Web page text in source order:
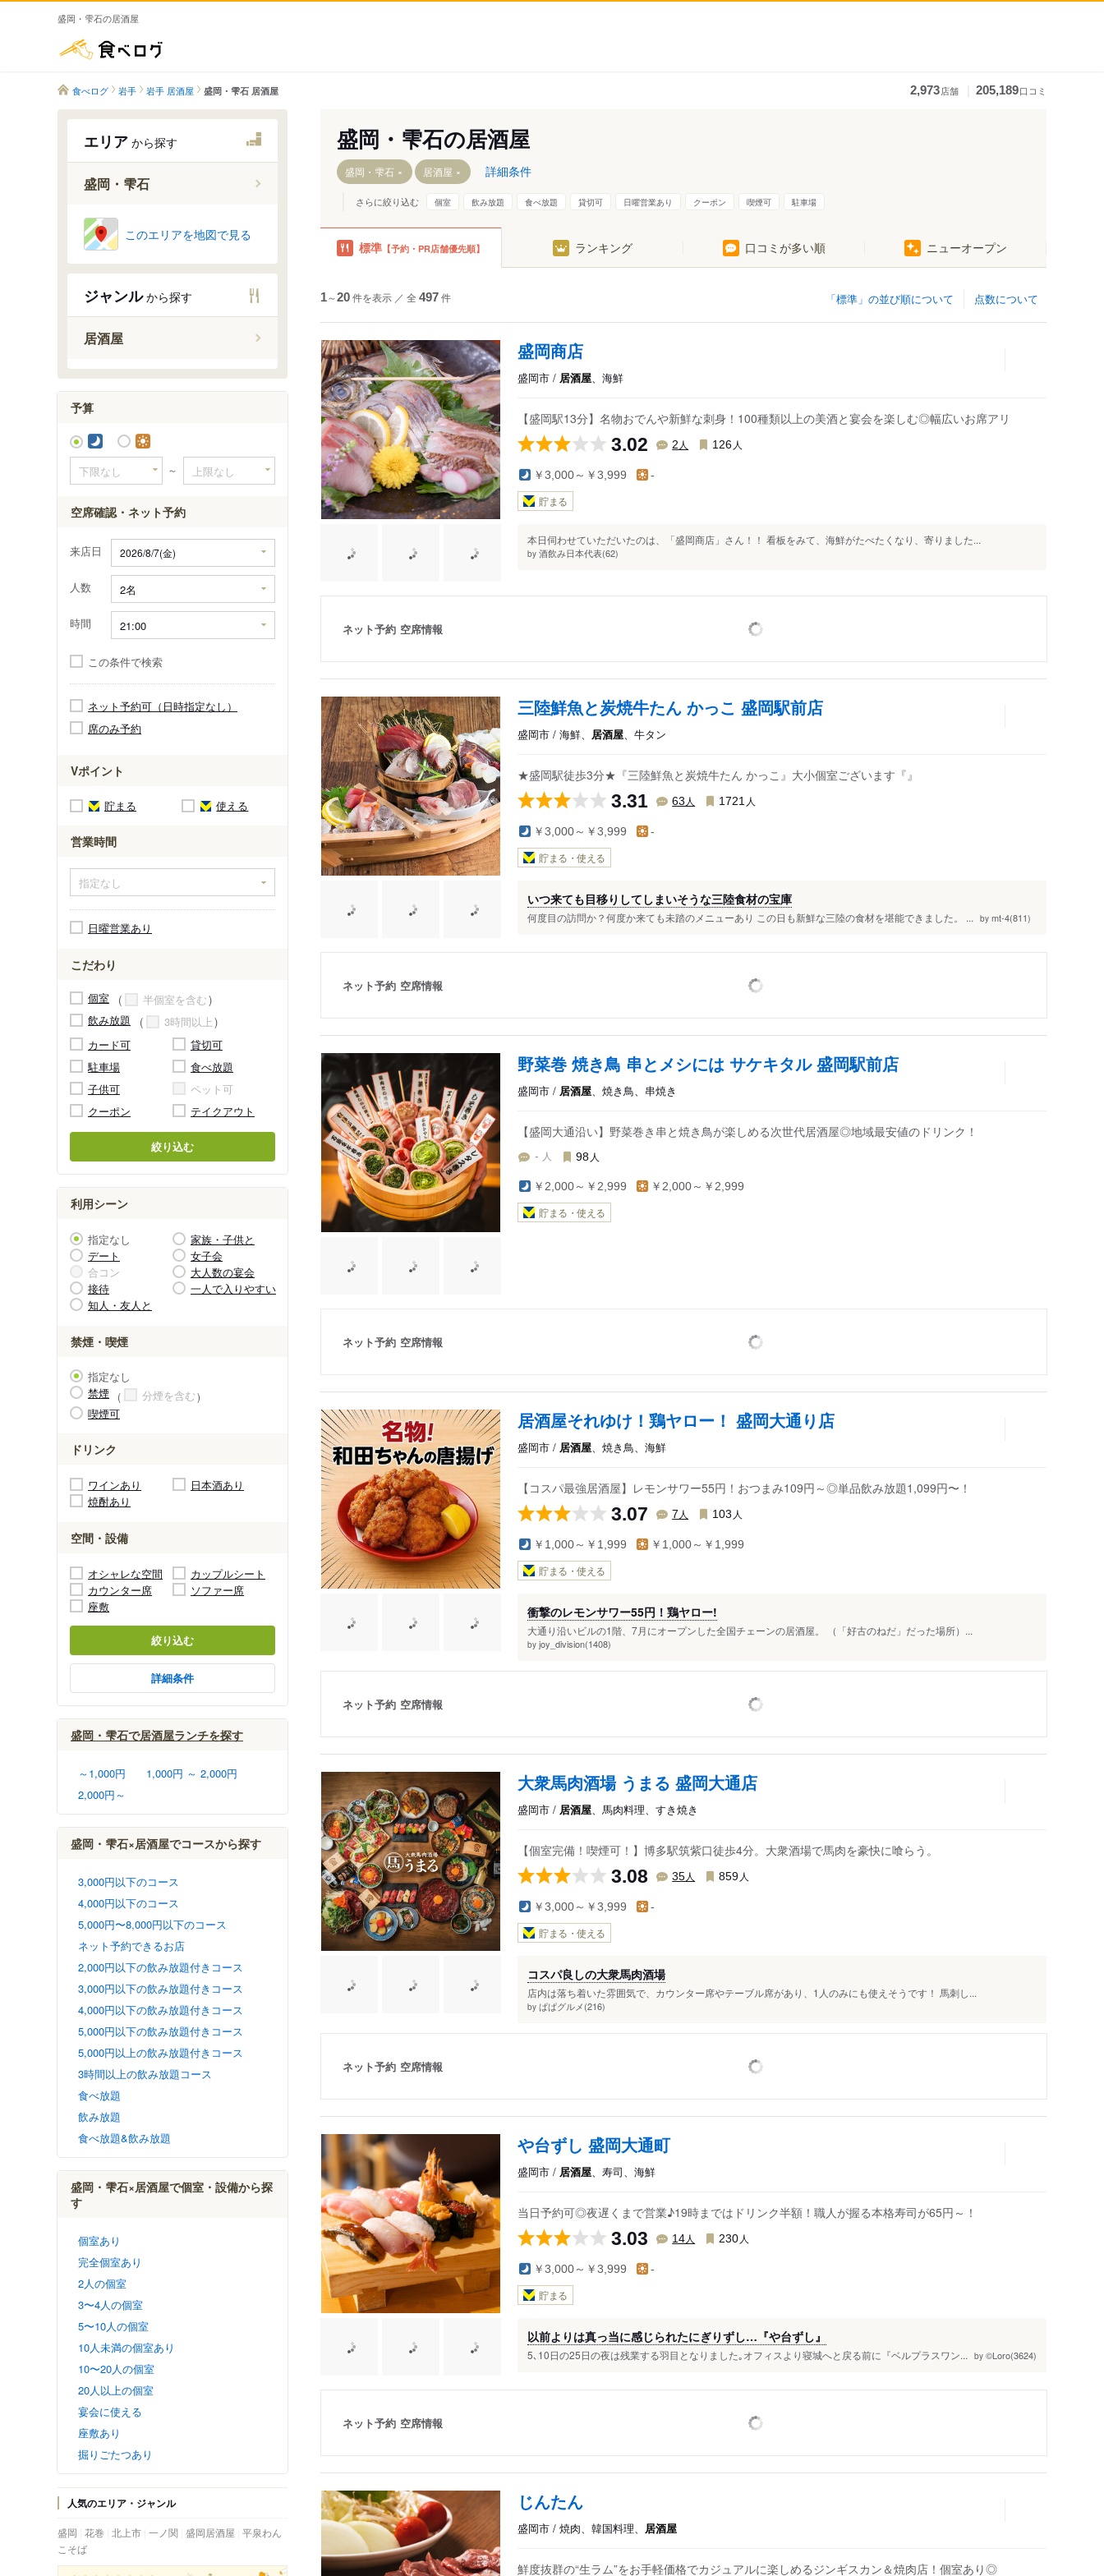
盛岡・雫石の居酒屋
食べログ 岩手 岩手 居酒屋 盛岡・雫石 居酒屋 2,973店舗 205,189口コミ
エリア から探す
盛岡・雫石
盛岡
雫石町
滝沢市
このエリアを地図で見る
ジャンルから探す
居酒屋
予算
～
空席確認・ネット予約
来店日
人数
時間
この条件で検索
ネット予約可（日時指定なし）
席のみ予約
Vポイント
貯まる 使える
営業時間
日曜営業あり
こだわり
個室
半個室を含む
飲み放題
3時間以上
カード可
貸切可
駐車場
食べ放題
子供可
ペット可
クーポン
テイクアウト
絞り込む
利用シーン
指定なし
家族・子供と
デート
女子会
合コン
大人数の宴会
接待
一人で入りやすい
知人・友人と
禁煙・喫煙
指定なし
禁煙
分煙を含む
喫煙可
ドリンク
ワインあり
日本酒あり
焼酎あり
空間・設備
オシャレな空間
カップルシート
カウンター席
ソファー席
座敷
絞り込む
詳細条件
盛岡・雫石で居酒屋ランチを探す
～1,000円
1,000円 ～ 2,000円
2,000円～
盛岡・雫石×居酒屋でコースから探す
3,000円以下のコース
4,000円以下のコース
5,000円〜8,000円以下のコース
ネット予約できるお店
2,000円以下の飲み放題付きコース
3,000円以下の飲み放題付きコース
4,000円以下の飲み放題付きコース
5,000円以下の飲み放題付きコース
5,000円以上の飲み放題付きコース
3時間以上の飲み放題コース
食べ放題
飲み放題
食べ放題&飲み放題
盛岡・雫石×居酒屋で個室・設備から探
す
個室あり
完全個室あり
2人の個室
3〜4人の個室
5〜10人の個室
10人未満の個室あり
10〜20人の個室
20人以上の個室
宴会に使える
座敷あり
掘りごたつあり
人気のエリア・ジャンル
盛岡 花巻 北上市 一ノ関 盛岡居酒屋 平泉わん
こそば
盛岡・雫石の居酒屋
盛岡・雫石 居酒屋 詳細条件
さらに絞り込む 個室 飲み放題 食べ放題 貸切可 日曜営業あり クーポン 喫煙可 駐車場
標準 【予約・PR店舗優先順】 ランキング 口コミが多い順 ニューオープン
点数について
「標準」の並び順について
1～20件を表示 ／ 全 497件
盛岡商店
盛岡市 / 居酒屋、海鮮
【盛岡駅13分】名物おでんや新鮮な刺身！100種類以上の美酒と宴会を楽しむ◎幅広いお席アリ
3.02 2 人 126 人
￥3,000～￥3,999 -
貯まる
本日伺わせていただいたのは、「盛岡商店」さん！！ 看板をみて、海鮮がたべたくなり、寄りました...
by 酒飲み日本代表(62)
ネット予約 空席情報
三陸鮮魚と炭焼牛たん かっこ 盛岡駅前店
盛岡市 / 海鮮、 居酒屋、牛タン
★盛岡駅徒歩3分★『三陸鮮魚と炭焼牛たん かっこ』大小個室ございます『』
3.31 63 人 1721 人
￥3,000～￥3,999 -
貯まる・使える
いつ来ても目移りしてしまいそうな三陸食材の宝庫
何度目の訪問か？何度か来ても未踏のメニューあり この日も新鮮な三陸の食材を堪能できました。 ... by mt-4(811)
ネット予約 空席情報
野菜巻 焼き鳥 串とメシには サケキタル 盛岡駅前店
盛岡市 / 居酒屋、焼き鳥、串焼き
【盛岡大通沿い】野菜巻き串と焼き鳥が楽しめる次世代居酒屋◎地域最安値のドリンク！
- 人 98 人
￥2,000～￥2,999 ￥2,000～￥2,999
貯まる・使える
ネット予約 空席情報
居酒屋それゆけ！鶏ヤロー！ 盛岡大通り店
盛岡市 / 居酒屋、焼き鳥、海鮮
【コスパ最強居酒屋】レモンサワー55円！おつまみ109円～◎単品飲み放題1,099円〜！
3.07 7 人 103 人
￥1,000～￥1,999 ￥1,000～￥1,999
貯まる・使える
衝撃のレモンサワー55円！鶏ヤロー!
大通り沿いビルの1階、7月にオープンした全国チェーンの居酒屋。 （「好古のねだ」だった場所）...
by joy_division(1408)
ネット予約 空席情報
大衆馬肉酒場 うまる 盛岡大通店
盛岡市 / 居酒屋、馬肉料理、すき焼き
【個室完備！喫煙可！】博多駅筑紫口徒歩4分。大衆酒場で馬肉を豪快に喰らう。
3.08 35人 859 人
￥3,000～￥3,999 -
貯まる・使える
コスパ良しの大衆馬肉酒場
店内は落ち着いた雰囲気で、カウンター席やテーブル席があり、1人のみにも使えそうです！ 馬刺し...
by ぱぱグルメ(216)
ネット予約 空席情報
や台ずし 盛岡大通町
盛岡市 / 居酒屋、寿司、海鮮
当日予約可◎夜遅くまで営業♪19時まではドリンク半額！職人が握る本格寿司が65円～！
3.03 14人 230 人
￥3,000～￥3,999 -
貯まる
以前よりは真っ当に感じられたにぎりずし…『や台ずし』
5､10日の25日の夜は残業する羽目となりました｡オフィスより寝城へと戻る前に『ベルプラスワン... by ©Loro(3624)
ネット予約 空席情報
じんたん
盛岡市 / 焼肉、韓国料理、 居酒屋
鮮度抜群の“生ラム”をお手軽価格でカジュアルに楽しめるジンギスカン＆焼肉店！個室あり◎